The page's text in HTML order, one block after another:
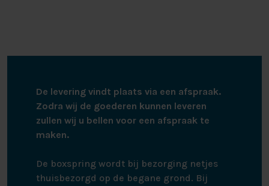
De levering vindt plaats via een afspraak.
Zodra wij de goederen kunnen leveren
zullen wij u bellen voor een afspraak te
maken.
De boxspring wordt bij bezorging netjes
thuisbezorgd op de begane grond. Bij